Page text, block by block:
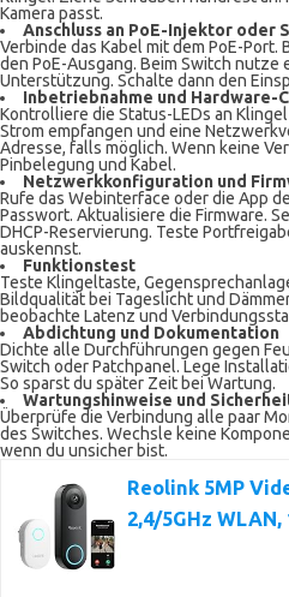
Kamera passt.
Anschluss an PoE-Injektor oder
Verbinde das Kabel mit dem PoE-Port.
den PoE-Ausgang. Beim Switch nutze
Unterstützung. Schalte dann den
Inbetriebnahme und Hardware-
Kontrolliere die Status-LEDs an
Strom empfangen und eine
Adresse, falls möglich. Wenn keine
Pinbelegung und Kabel.
Netzwerkkonfiguration und
Rufe das Webinterface oder die App
Passwort. Aktualisiere die Firmware.
DHCP-Reservierung. Teste
auskennst.
Funktionstest
Teste Klingeltaste,
Bildqualität bei Tageslicht und
beobachte Latenz und
Abdichtung und Dokumentation
Dichte alle Durchführungen gegen
Switch oder Patchpanel. Lege
So sparst du später Zeit bei Wartung.
Wartungshinweise und
Überprüfe die Verbindung alle paar
des Switches. Wechsle keine
wenn du unsicher bist.
Reolink 5MP
2,4/5GHz